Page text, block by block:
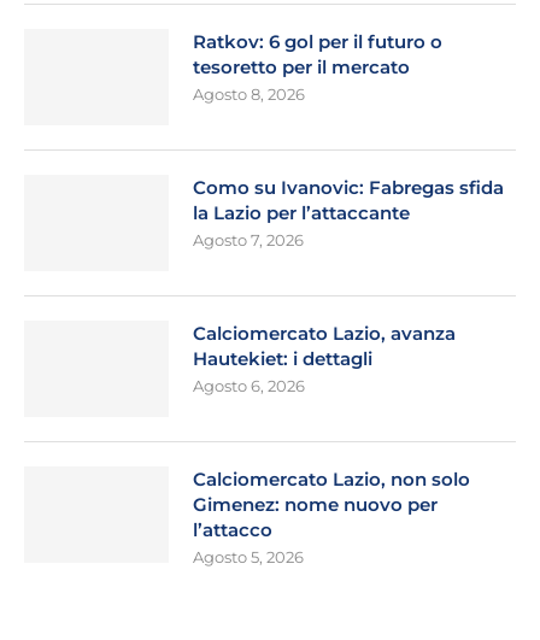
Ratkov: 6 gol per il futuro o
tesoretto per il mercato
Agosto 8, 2026
Como su Ivanovic: Fabregas sfida
la Lazio per l’attaccante
Agosto 7, 2026
Calciomercato Lazio, avanza
Hautekiet: i dettagli
Agosto 6, 2026
Calciomercato Lazio, non solo
Gimenez: nome nuovo per
l’attacco
Agosto 5, 2026